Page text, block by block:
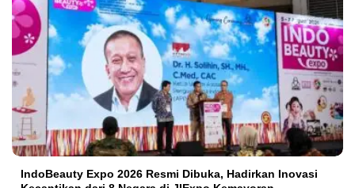
IndoBeauty Expo 2026 Resmi Dibuka, Hadirkan Inovasi